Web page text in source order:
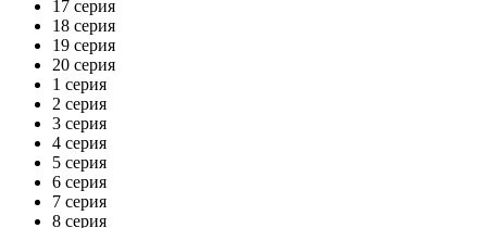
17 серия
18 серия
19 серия
20 серия
1 серия
2 серия
3 серия
4 серия
5 серия
6 серия
7 серия
8 серия